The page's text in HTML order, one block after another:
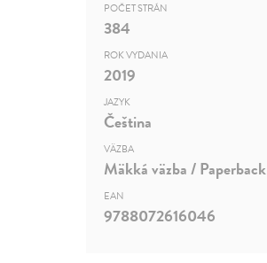
POČET STRÁN
384
ROK VYDANIA
2019
JAZYK
Čeština
VÄZBA
Mäkká väzba / Paperback
EAN
9788072616046